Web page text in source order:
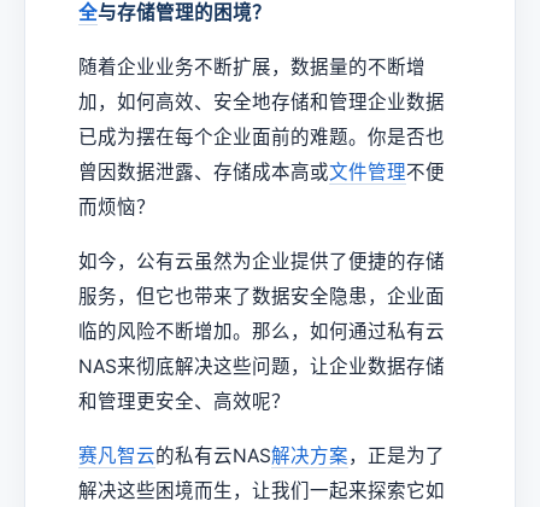
全与存储管理的困境？
随着企业业务不断扩展，数据量的不断增
加，如何高效、安全地存储和管理企业数据
已成为摆在每个企业面前的难题。你是否也
曾因数据泄露、存储成本高或文件管理不便
而烦恼？
如今，公有云虽然为企业提供了便捷的存储
服务，但它也带来了数据安全隐患，企业面
临的风险不断增加。那么，如何通过私有云
NAS来彻底解决这些问题，让企业数据存储
和管理更安全、高效呢？
赛凡智云的私有云NAS解决方案，正是为了
解决这些困境而生，让我们一起来探索它如